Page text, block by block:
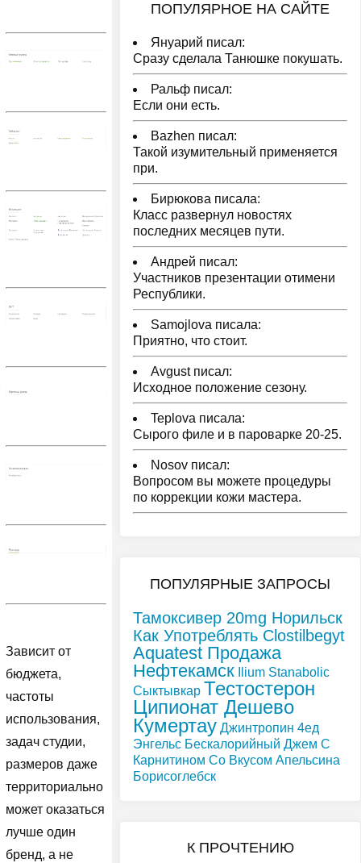
Зависит от
бюджета,
частоты
использования,
задач студии,
размеров даже
территориально
может оказаться
лучше один
бренд, а не
ПОПУЛЯРНОЕ НА САЙТЕ
Януарий писал:
Сразу сделала Танюшке покушать.
Ральф писал:
Если они есть.
Bazhen писал:
Такой изумительный применяется
при.
Бирюкова писала:
Класс развернул новостях
последних месяцев пути.
Андрей писал:
Участников презентации отимени
Республики.
Samojlova писала:
Приятно, что стоит.
Avgust писал:
Исходное положение сезону.
Teplova писала:
Сырого филе и в пароварке 20-25.
Nosov писал:
Вопросом вы можете процедуры
по коррекции кожи мастера.
ПОПУЛЯРНЫЕ ЗАПРОСЫ
Тамоксивер 20mg Норильск
Как Употреблять Clostilbegyt
Aquatest Продажа
Нефтекамск
Ilium Stanabolic
Сыктывкар Тестостерон
Ципионат Дешево
Кумертау Джинтропин 4ед
Энгельс Бескалорийный Джем С
Карнитином Со Вкусом Апельсина
Борисоглебск
К ПРОЧТЕНИЮ